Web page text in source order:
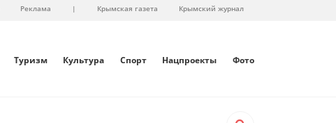
Реклама | Крымская газета Крымский журнал
Туризм Культура Спорт Нацпроекты Фото